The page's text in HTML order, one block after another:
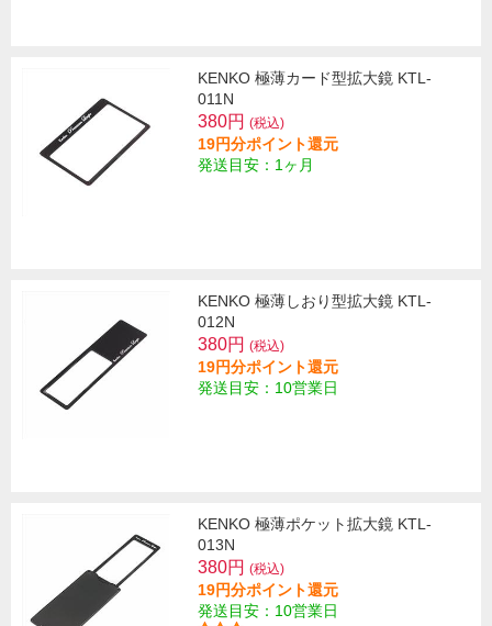
KENKO 極薄カード型拡大鏡 KTL-
011N
380円 (税込)
19円分ポイント還元
発送目安：1ヶ月
KENKO 極薄しおり型拡大鏡 KTL-
012N
380円 (税込)
19円分ポイント還元
発送目安：10営業日
KENKO 極薄ポケット拡大鏡 KTL-
013N
380円 (税込)
19円分ポイント還元
発送目安：10営業日